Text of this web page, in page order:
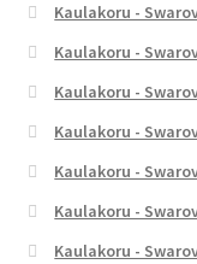
Kaulakoru -
Kaulakoru -
Kaulakoru -
Kaulakoru -
Kaulakoru -
Kaulakoru -
Kaulakoru -